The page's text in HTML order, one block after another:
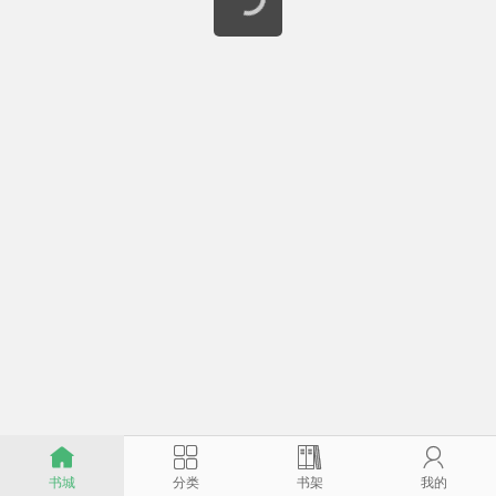

书城

分类

书架

我的